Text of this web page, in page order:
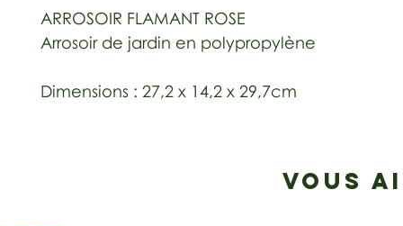
ARROSOIR FLAMANT ROSE
Arrosoir de jardin en polypropylène
Dimensions : 27,2 x 14,2 x 29,7cm
VOUS